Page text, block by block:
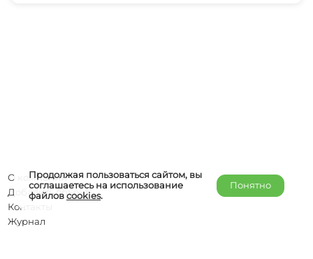
Продолжая пользоваться сайтом, вы
соглашаетесь на использование
файловcookies.
Понятно
О компании
Добавить объект
Контакты
Журнал